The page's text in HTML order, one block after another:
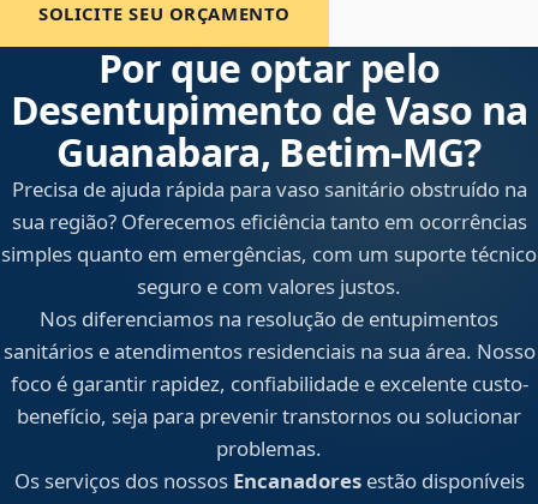
SOLICITE SEU ORÇAMENTO
Por que optar pelo
Desentupimento de Vaso na
Guanabara, Betim‑MG?
Precisa de ajuda rápida para vaso sanitário obstruído na
sua região? Oferecemos eficiência tanto em ocorrências
simples quanto em emergências, com um suporte técnico
seguro e com valores justos.
Nos diferenciamos na resolução de entupimentos
sanitários e atendimentos residenciais na sua área. Nosso
foco é garantir rapidez, confiabilidade e excelente custo-
benefício, seja para prevenir transtornos ou solucionar
problemas.
Os serviços dos nossos Encanadoresestão disponíveis